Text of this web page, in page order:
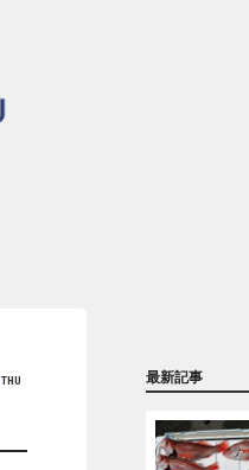
THU 最新記事